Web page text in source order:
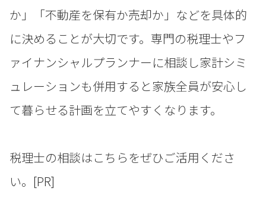
か」「不動産を保有か売却か」などを具体的
に決めることが大切です。専門の税理士やフ
ァイナンシャルプランナーに相談し家計シミ
ュレーションも併用すると家族全員が安心し
て暮らせる計画を立てやすくなります。
税理士の相談はこちらをぜひご活用くださ
い。[PR]